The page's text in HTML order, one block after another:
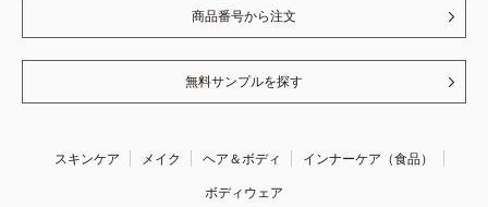
商品番号から注文
無料サンプルを探す
スキンケア メイク ヘア＆ボディ
インナーケア（食品）
ボディウェア